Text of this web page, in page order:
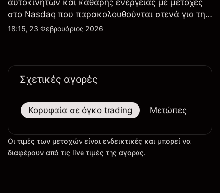
αυτοκινήτων και καθαρής ενέργειας με μετοχές
στο Nasdaq που παρακολουθούνται στενά για την
απόδοση κερδών, τα δεδομένα παραδόσεων και
18:15, 23 Φεβρουάριος 2026
Σχετικές αγορές
Κορυφαία σε όγκο trading Μετώπες
Οι τιμές των μετοχών είναι ενδεικτικές και μπορεί να
διαφέρουν από τις live τιμές της αγοράς.